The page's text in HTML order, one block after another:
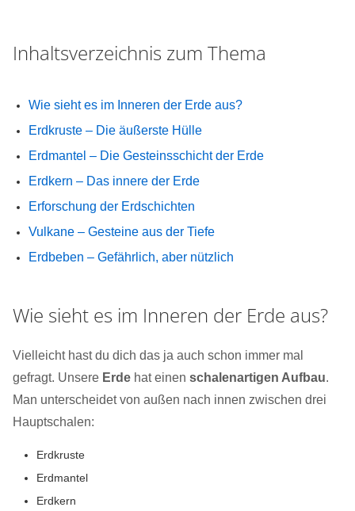
Inhaltsverzeichnis zum Thema
Wie sieht es im Inneren der Erde aus?
Erdkruste – Die äußerste Hülle
Erdmantel – Die Gesteinsschicht der Erde
Erdkern – Das innere der Erde
Erforschung der Erdschichten
Vulkane – Gesteine aus der Tiefe
Erdbeben – Gefährlich, aber nützlich
Wie sieht es im Inneren der Erde aus?
Vielleicht hast du dich das ja auch schon immer mal
gefragt. Unsere Erde hat einen schalenartigen Aufbau.
Man unterscheidet von außen nach innen zwischen drei
Hauptschalen:
Erdkruste
Erdmantel
Erdkern